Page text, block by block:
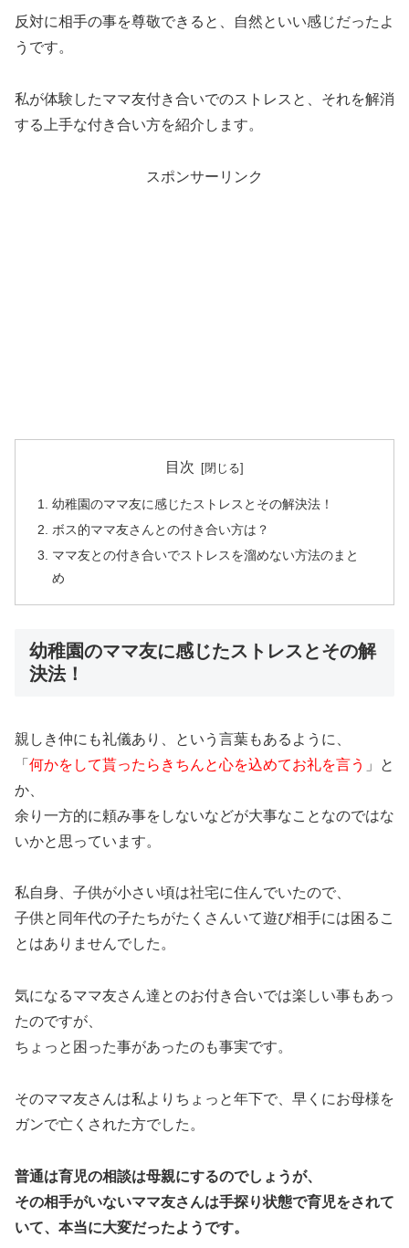
反対に相手の事を尊敬できると、自然といい感じだったよ
うです。
私が体験したママ友付き合いでのストレスと、それを解消
する上手な付き合い方を紹介します。
スポンサーリンク
目次
幼稚園のママ友に感じたストレスとその解決法！
ボス的ママ友さんとの付き合い方は？
ママ友との付き合いでストレスを溜めない方法のまと
め
幼稚園のママ友に感じたストレスとその解
決法！
親しき仲にも礼儀あり、という言葉もあるように、
「 何かをして貰ったらきちんと心を込めてお礼を言う 」と
か、
余り一方的に頼み事をしないなどが大事なことなのではな
いかと思っています。
私自身、子供が小さい頃は社宅に住んでいたので、
子供と同年代の子たちがたくさんいて遊び相手には困るこ
とはありませんでした。
気になるママ友さん達とのお付き合いでは楽しい事もあっ
たのですが、
ちょっと困った事があったのも事実です。
そのママ友さんは私よりちょっと年下で、早くにお母様を
ガンで亡くされた方でした。
普通は育児の相談は母親にするのでしょうが、
その相手がいないママ友さんは手探り状態で育児をされて
いて、本当に大変だったようです。